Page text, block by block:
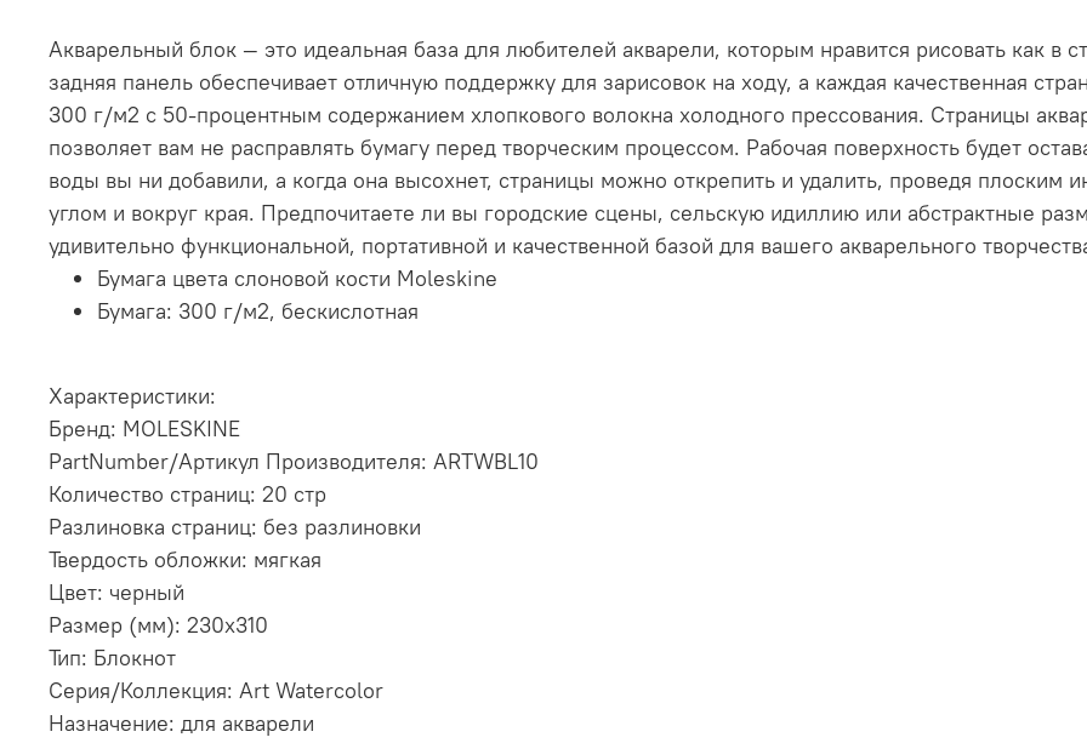
Акварельный блок — это идеальная база для любителей акварели, которым нравится рисовать как в
задняя панель обеспечивает отличную поддержку для зарисовок на ходу, а каждая качественная
300 г/м2 с 50-процентным содержанием хлопкового волокна холодного прессования. Страницы
позволяет вам не расправлять бумагу перед творческим процессом. Рабочая поверхность будет
воды вы ни добавили, а когда она высохнет, страницы можно открепить и удалить, проведя
углом и вокруг края. Предпочитаете ли вы городские сцены, сельскую идиллию или абстрактные
удивительно функциональной, портативной и качественной базой для вашего акварельного
Бумага цвета слоновой кости Moleskine
Бумага: 300 г/м2, бескислотная
Характеристики:
Бренд: MOLESKINE
PartNumber/Артикул Производителя: ARTWBL10
Количество страниц: 20 стр
Разлиновка страниц: без разлиновки
Твердость обложки: мягкая
Цвет: черный
Размер (мм): 230х310
Тип: Блокнот
Серия/Коллекция: Art Watercolor
Назначение: для акварели